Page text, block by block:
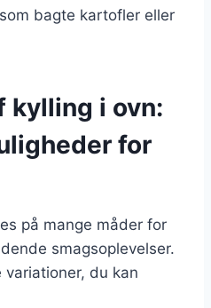
bagte kartofler eller
kylling i ovn:
for
på mange måder for
smagsoplevelser.
du kan